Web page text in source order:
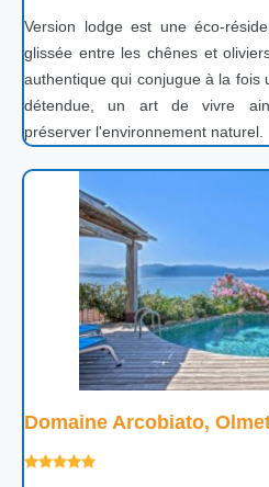
Version lodge est une éco-
glissée entre les chênes et
authentique qui conjugue à la fois
détendue, un art de vivre
préserver l'environnement naturel.
Domaine Arcobiato,